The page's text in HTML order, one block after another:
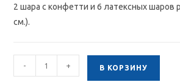
2 шара с конфетти и 6 латексных шаров
см.).
Количество
товара
- + В КОРЗИНУ